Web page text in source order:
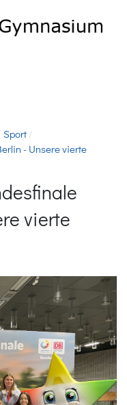
Sport
- Unsere vierte
vierte